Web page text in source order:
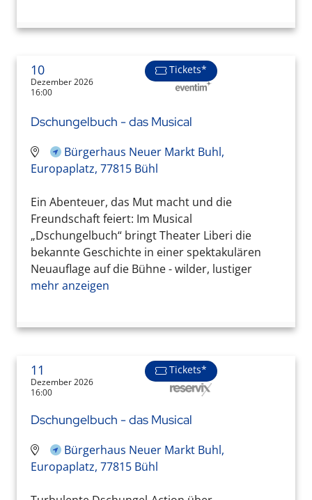
10
Dezember 2026
16:00
Tickets*
Dschungelbuch - das Musical
Bürgerhaus Neuer Markt Buhl,
Europaplatz, 77815 Bühl
Ein Abenteuer, das Mut macht und die
Freundschaft feiert: Im Musical
„Dschungelbuch“ bringt Theater Liberi die
bekannte Geschichte in einer spektakulären
Neuauflage auf die Bühne - wilder, lustiger
mehr anzeigen
11
Dezember 2026
16:00
Tickets*
Dschungelbuch - das Musical
Bürgerhaus Neuer Markt Buhl,
Europaplatz, 77815 Bühl